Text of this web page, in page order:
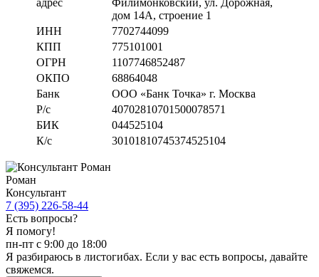
адрес Филимонковский, ул. Дорожная,
дом 14А, строение 1
ИНН
7702744099
КПП
775101001
ОГРН
1107746852487
ОКПО
68864048
Банк
ООО «Банк Точка» г. Москва
Р/с
40702810701500078571
БИК
044525104
К/с
30101810745374525104
Роман
Консультант
7 (395) 226-58-44
Есть вопросы?
Я помогу!
пн-пт с 9:00 до 18:00
Я разбираюсь в листогибах. Если у вас есть вопросы, давайте
свяжемся.